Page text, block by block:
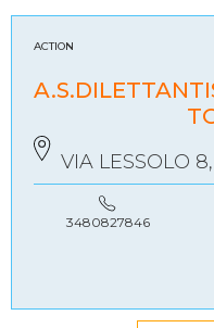
ACTION
VIA LESSOLO
3480827846